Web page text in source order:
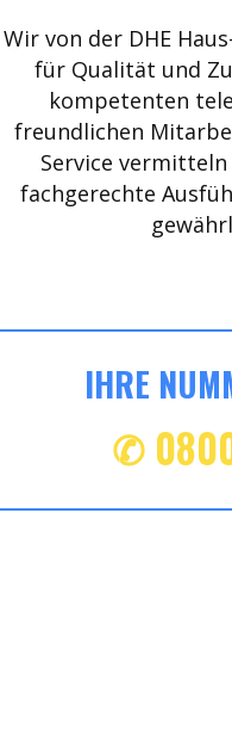
Wir von der DHE
für Qualität und
kompetenten
freundlichen
Service
fachgerechte
IHRE
✆